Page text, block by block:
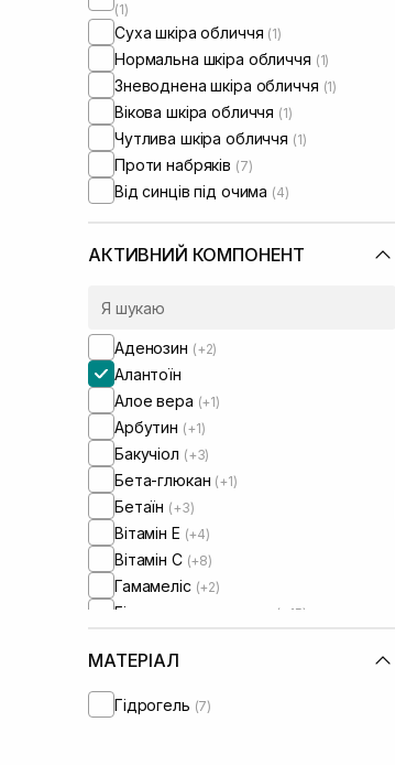
(1)
Суха шкіра обличчя (1)
Нормальна шкіра обличчя (1)
Зневоднена шкіра обличчя (1)
Вікова шкіра обличчя (1)
Чутлива шкіра обличчя (1)
Проти набряків (7)
Від синців під очима (4)
АКТИВНИЙ КОМПОНЕНТ
Аденозин (+2)
Алантоїн
Алое вера (+1)
Арбутин (+1)
Бакучіол (+3)
Бета-глюкан (+1)
Бетаїн (+3)
Вітамін Е (+4)
Вітамін C (+8)
Гамамеліс (+2)
Гіалуронова кислота (+15)
Діоксид титану
Екстракт ромашки
МАТЕРІАЛ
Гідрогель (7)